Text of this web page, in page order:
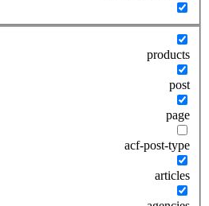
products
post
page
acf-post-type
articles